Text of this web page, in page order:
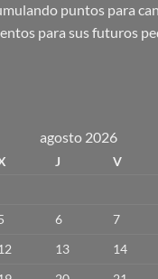
puntos para
para sus futuros
agosto 2026
J V
6 7
13 14